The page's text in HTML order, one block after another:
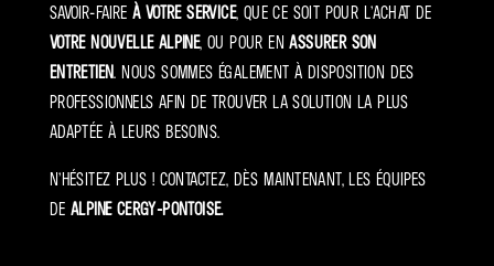
savoir-faire à votre service, que ce soit pour l’achat de
votre nouvelle Alpine, ou pour enassurer son
entretien. Nous sommes également à disposition des
professionnels afin de trouver la solution la plus
adaptée à leurs besoins.
N’hésitez plus ! Contactez, dès maintenant, les équipes
de Alpine Cergy-Pontoise.